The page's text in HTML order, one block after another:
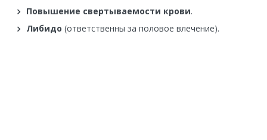
Повышение свертываемости крови.
Либидо (ответственны за половое влечение).